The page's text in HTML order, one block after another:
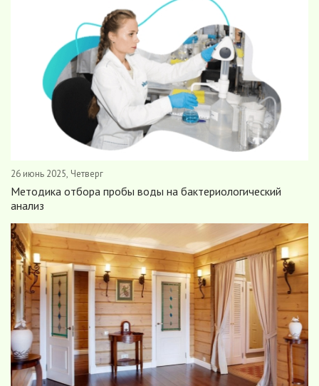
26 июнь 2025, Четверг
Методика отбора пробы воды на бактериологический
анализ